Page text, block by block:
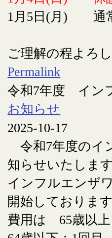
1月5日(月) 通
ご理解の程よろ
Permalink
令和7年度 イン
お知らせ
2025-10-17
令和7年度のイ
知らせいたします
インフルエンザ
開始しております
費用は 65歳以上